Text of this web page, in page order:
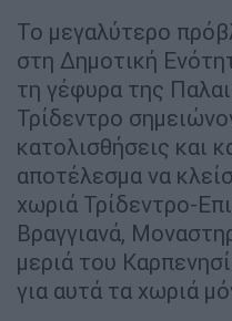
Το μεγαλύτερο
στη Δημοτική
τη γέφυρα της
Τρίδεντρο
κατολισθήσεις και
αποτέλεσμα να
χωριά Τρίδεντρο-
Βραγγιανά,
μεριά του
για αυτά τα χωριά